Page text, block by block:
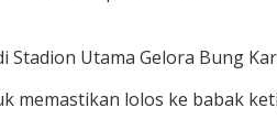
Utama Gelora Bung
lolos ke babak